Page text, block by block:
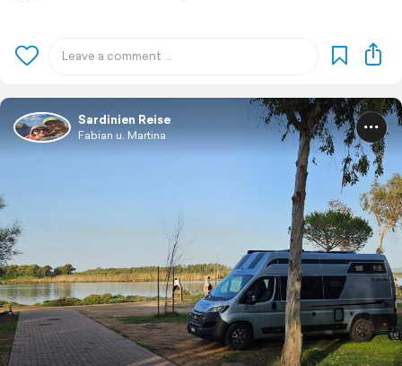
Sardinien Reise
Fabian u. Martina